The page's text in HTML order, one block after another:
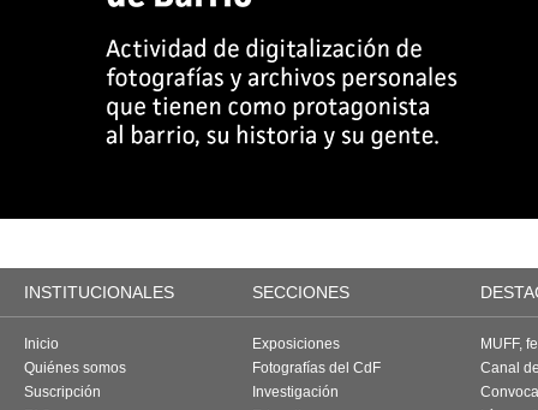
INSTITUCIONALES SECCIONES
Inicio
Quiénes somos
Suscripción
Exposiciones
Fotografías del CdF
Investigación
MUFF,
Canal